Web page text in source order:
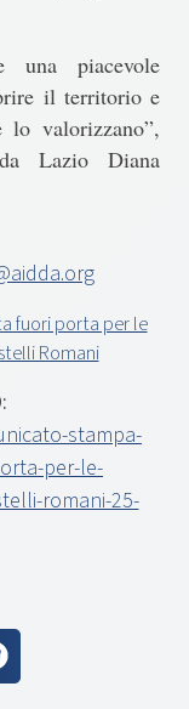
una piacevole
il territorio e
valorizzano”,
Lazio Diana
fuori porta per le
Romani
stampa-
per-le-
romani-25-